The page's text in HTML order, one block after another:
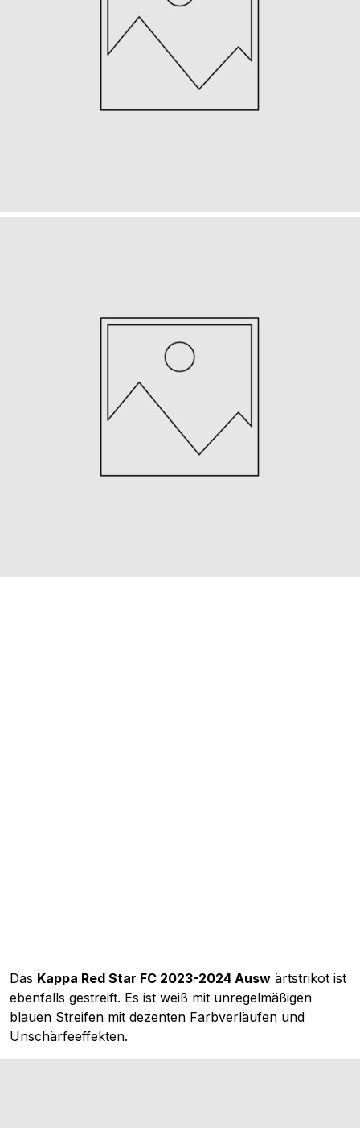
Das Kappa Red Star FC 2023-2024 Ausw ärtstrikot ist
ebenfalls gestreift. Es ist weiß mit unregelmäßigen
blauen Streifen mit dezenten Farbverläufen und
Unschärfeeffekten.